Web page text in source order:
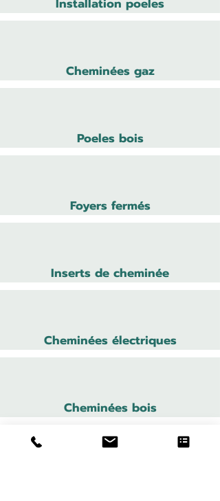
Cheminées gaz
Poeles bois
Foyers fermés
Inserts de cheminée
Cheminées électriques
Cheminées bois